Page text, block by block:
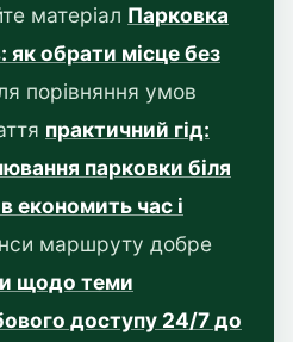
матеріал Парковка
обрати місце без
порівняння умов
практичний гід:
парковки біля
економить час і
маршруту добре
щодо теми
доступу 24/7 до